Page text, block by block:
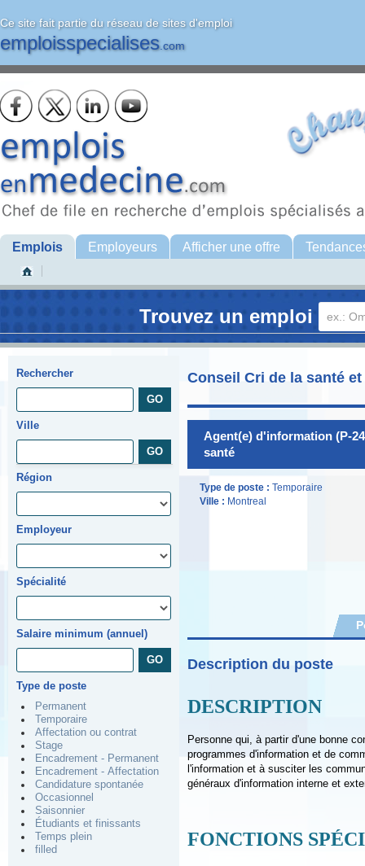
Ce site fait partie du réseau de sites d'emploi
emploisspecialises.com
Emplois Employeurs Afficher une offre
Trouvez un emploi
Rechercher
Ville
Région
Employeur
Spécialité
Salaire minimum (annuel)
Type de poste
Permanent
Temporaire
Affectation ou contrat
Stage
Encadrement - Permanent
Encadrement - Affectation
Candidature spontanée
Occasionnel
Saisonnier
Étudiants et finissants
Temps plein
filled
Conseil Cri de la santé
Agent(e) d'information (P-
santé
Type de poste : Temporaire
Ville : Montreal
Description du poste
DESCRIPTION
Personne qui, à partir d'une bonne
programmes d'information et de
l'information et à susciter les
généraux d'information interne et
FONCTIONS